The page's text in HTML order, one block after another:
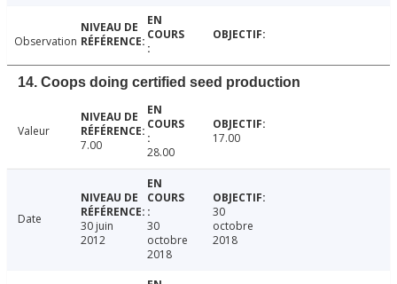
Observation
14. Coops doing certified seed production
Valeur
7.00
28.00
17.00
Date
30 juin
2012
30
octobre
2018
30
octobre
2018